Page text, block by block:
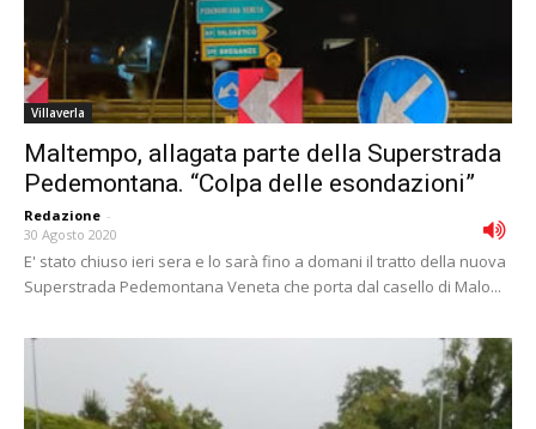
Villaverla
Maltempo, allagata parte della Superstrada
Pedemontana. “Colpa delle esondazioni”
Redazione -
30 Agosto 2020
E' stato chiuso ieri sera e lo sarà fino a domani il tratto della nuova
Superstrada Pedemontana Veneta che porta dal casello di Malo...